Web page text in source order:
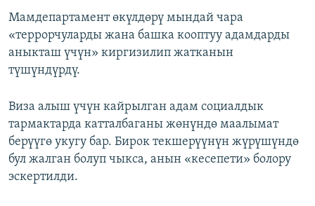
Мамдепартамент өкүлдөрү мындай чара
«террорчуларды жана башка кооптуу адамдарды
аныкташ үчүн» киргизилип жатканын
түшүндүрдү.
Виза алыш үчүн кайрылган адам социалдык
тармактарда катталбаганы жөнүндө маалымат
берүүгө укугу бар. Бирок текшерүүнүн жүрүшүндө
бул жалган болуп чыкса, анын «кесепети» болору
эскертилди.